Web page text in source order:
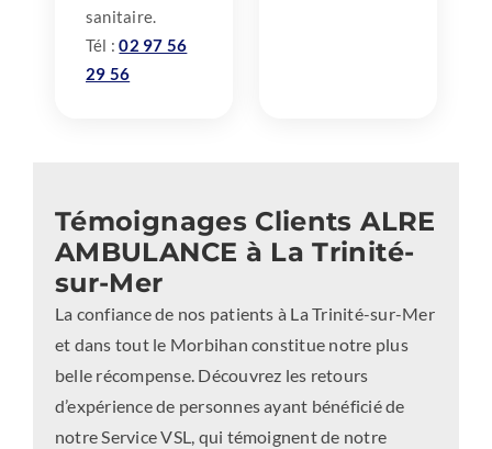
sanitaire.
Tél :02 97 56
29 56
Témoignages Clients ALRE
AMBULANCE à La Trinité-
sur-Mer
La confiance de nos patients à La Trinité-sur-Mer
et dans tout le Morbihan constitue notre plus
belle récompense. Découvrez les retours
d’expérience de personnes ayant bénéficié de
notre Service VSL, qui témoignent de notre